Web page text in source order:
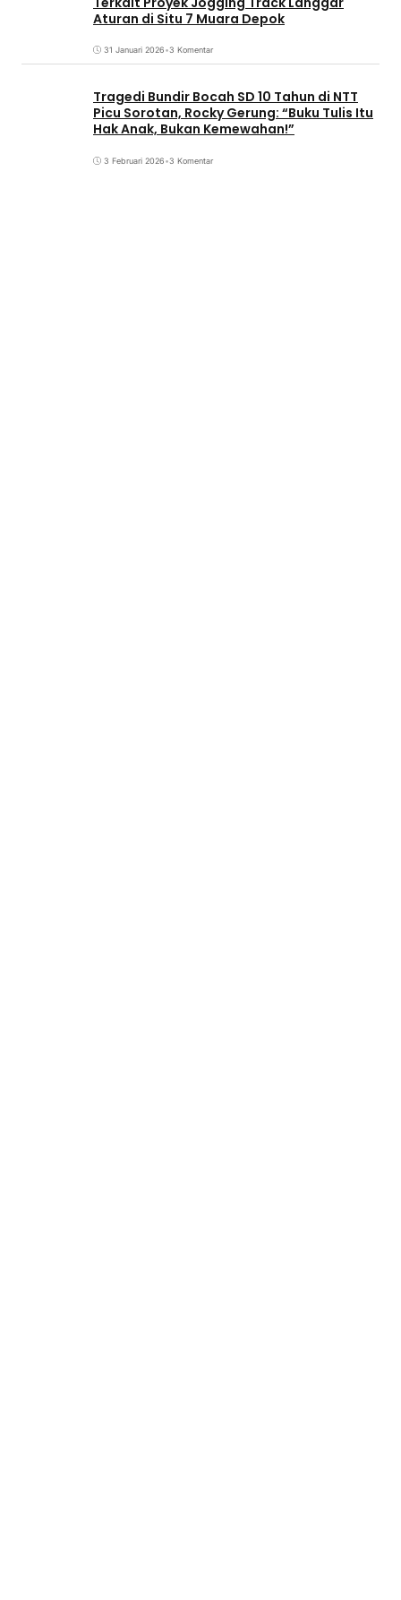
Aturan di Situ 7 Muara Depok
31 Januari 2026•3 Komentar
Tragedi Bundir Bocah SD 10 Tahun di NTT
Picu Sorotan, Rocky Gerung: “Buku Tulis Itu
Hak Anak, Bukan Kemewahan!”
3 Februari 2026•3 Komentar